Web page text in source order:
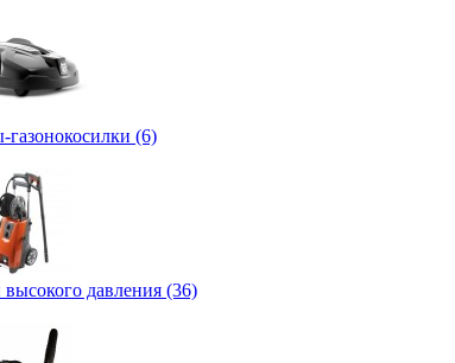
газонокосилки (6)
давления (36)